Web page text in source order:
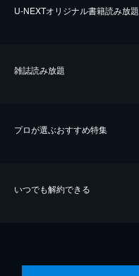
U-NEXTオリジナル書籍読み放題
雑誌読み放題
プロが選ぶおすすめ特集
いつでも解約できる